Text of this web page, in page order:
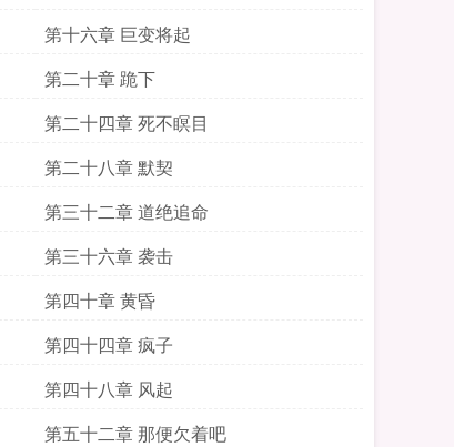
第十六章 巨变将起
第二十章 跪下
第二十四章 死不瞑目
第二十八章 默契
第三十二章 道绝追命
第三十六章 袭击
第四十章 黄昏
第四十四章 疯子
第四十八章 风起
第五十二章 那便欠着吧